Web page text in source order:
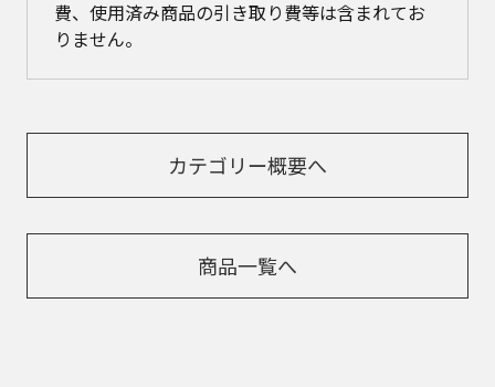
費、使用済み商品の引き取り費等は含まれてお
りません。
カテゴリー概要へ
商品一覧へ